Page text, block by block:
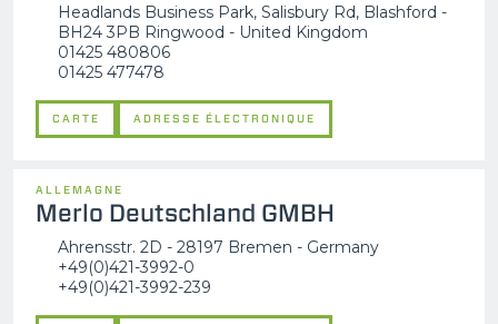
Headlands Business Park, Salisbury Rd, Blashford -
BH24 3PB Ringwood - United Kingdom
01425 480806
01425 477478
CARTE ADRESSE ÉLECTRONIQUE
ALLEMAGNE
Merlo Deutschland GMBH
Ahrensstr. 2D - 28197 Bremen - Germany
+49(0)421-3992-0
+49(0)421-3992-239